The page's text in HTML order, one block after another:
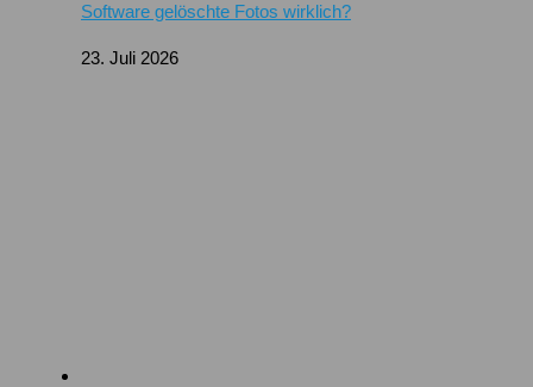
Software gelöschte Fotos wirklich?
23. Juli 2026